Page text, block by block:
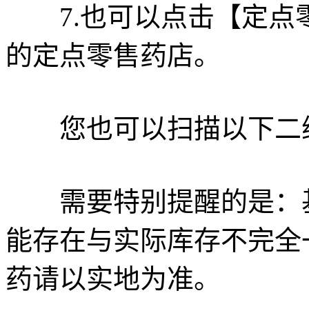
7.也可以点击【定点
的定点零售药店。
您也可以扫描以下二
需要特别提醒的是：
能存在与实际库存不完
药请以实地为准。